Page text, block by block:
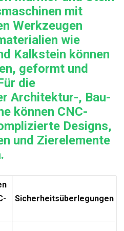
mit
Werkzeugen
wie
Kalkstein können
geformt und
die
Architektur-, Bau-
können CNC-
Designs,
und Zierelemente
Sicherheitsüberlegungen